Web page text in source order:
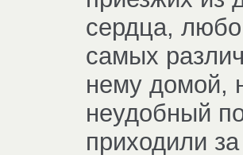
сердца,
самых
нему домой,
неудобный
приходили